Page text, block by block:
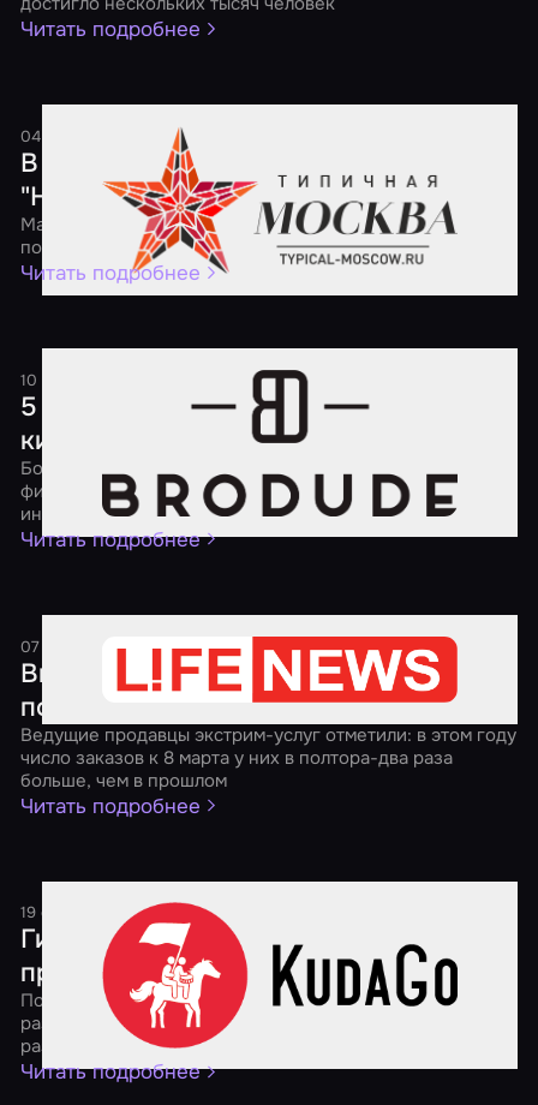
Читать подробнее
04 мая 2017 1 минута
В России пройдет ежегодная акция
"Ночь квестов"
Масштабная федеральная акция будет посвящена
популярным квестам, перформансам и экшн-играм
Читать подробнее
10 апреля 2017
5 советов о том, как порадовать
киномана
Большой выбор квестов по самым разным популярным
фильмам поможет утолить твой кинематографический
интерес
Читать подробнее
07 марта 2017 2 минуты
Вместо цветов — избить мужа. Какие
подарки в тренде на 8 Марта
Ведущие продавцы экстрим-услуг отметили: в этом году
число заказов к 8 марта у них в полтора-два раза
больше, чем в прошлом
Читать подробнее
19 сентября 20161 минута
Гид по квестам: выбираем
приключение мечты
Портал KudaGo.com вместе с "Миром Квестов"
разберется в многообразии видов подобного
развлечения
Читать подробнее